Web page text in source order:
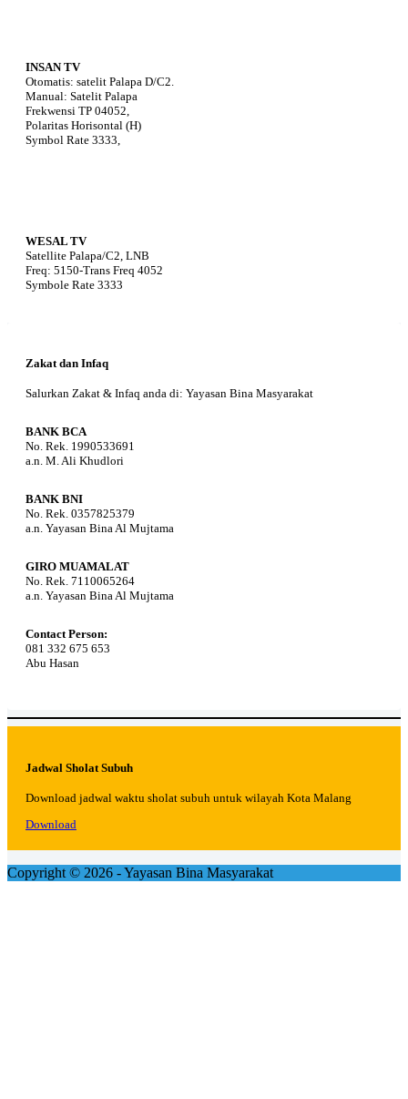
INSAN TV
Otomatis: satelit Palapa D/C2.
Manual: Satelit Palapa
Frekwensi TP 04052,
Polaritas Horisontal (H)
Symbol Rate 3333,
WESAL TV
Satellite Palapa/C2, LNB
Freq: 5150-Trans Freq 4052
Symbole Rate 3333
Zakat dan Infaq
Salurkan Zakat & Infaq anda di: Yayasan Bina Masyarakat
BANK BCA
No. Rek. 1990533691
a.n. M. Ali Khudlori
BANK BNI
No. Rek. 0357825379
a.n. Yayasan Bina Al Mujtama
GIRO MUAMALAT
No. Rek. 7110065264
a.n. Yayasan Bina Al Mujtama
Contact Person:
081 332 675 653
Abu Hasan
Jadwal Sholat Subuh
Download jadwal waktu sholat subuh untuk wilayah Kota Malang
Download
Copyright © 2026 - Yayasan Bina Masyarakat